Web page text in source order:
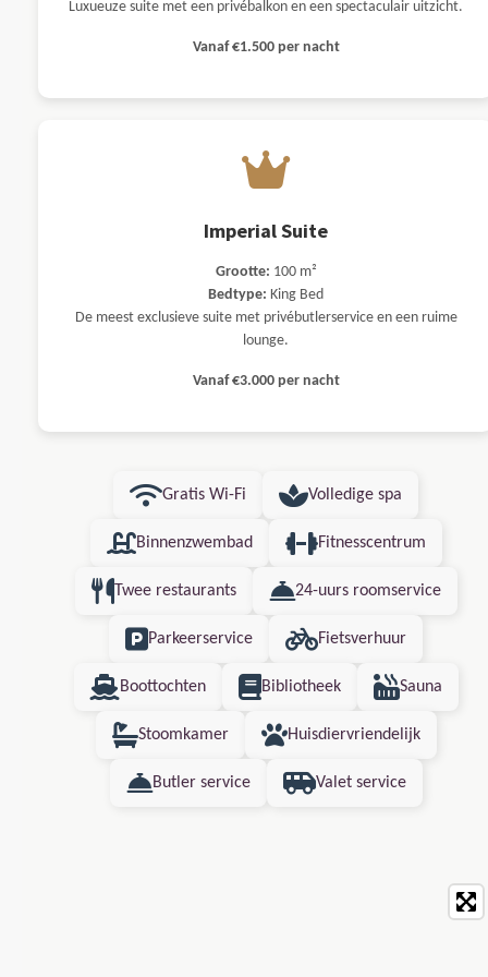
Luxueuze suite met een privébalkon en een spectaculair uitzicht.
Vanaf €1.500 per nacht
Imperial Suite
Grootte: 100 m²
Bedtype: King Bed
De meest exclusieve suite met privébutlerservice en een ruime
lounge.
Vanaf €3.000 per nacht
Gratis Wi-Fi Volledige spa
Binnenzwembad Fitnesscentrum
Twee restaurants 24-uurs roomservice
Parkeerservice Fietsverhuur
Boottochten Bibliotheek Sauna
Stoomkamer Huisdiervriendelijk
Butler service Valet service